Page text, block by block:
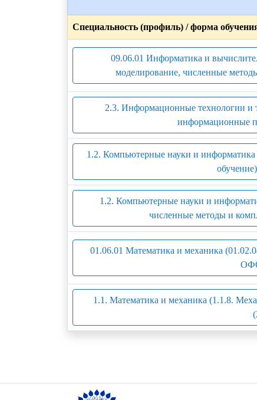
Специальность (профиль) / форма
09.06.01 Информатика и
моделирование, численные
2.3. Информационные технологии и
информационные
1.2. Компьютерные науки и
1.2. Компьютерные науки и
численные методы и
01.06.01 Математика и механика
1.1. Математика и механика (1.1.8.